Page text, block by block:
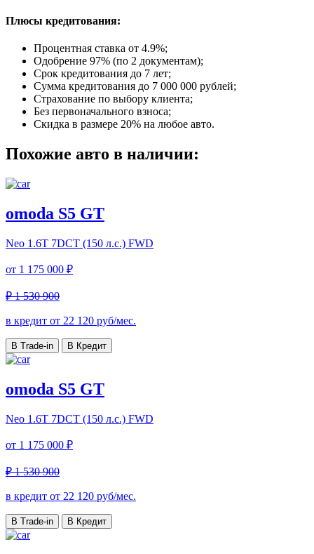
Плюсы кредитования:
Процентная ставка от 4.9%;
Одобрение 97% (по 2 документам);
Срок кредитования до 7 лет;
Сумма кредитования до 7 000 000 рублей;
Страхование по выбору клиента;
Без первоначального взноса;
Скидка в размере 20% на любое авто.
Похожие авто в наличии:
omoda S5 GT
Neo 1.6T 7DCT (150 л.с.) FWD
от 1 175 000 ₽
₽ 1 530 900
в кредит от 22 120 руб/мес.
В Trade-in В Кредит
omoda S5 GT
Neo 1.6T 7DCT (150 л.с.) FWD
от 1 175 000 ₽
₽ 1 530 900
в кредит от 22 120 руб/мес.
В Trade-in В Кредит